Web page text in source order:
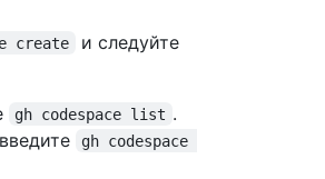
create
и следуйте
gh codespace list .
gh codespace